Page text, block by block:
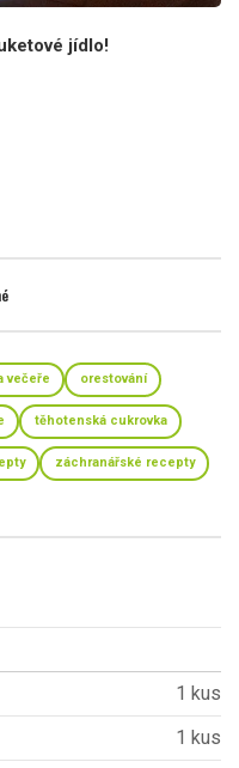
jídlo!
večeře orestování
těhotenská cukrovka
záchranářské recepty
1 kus
1 kus